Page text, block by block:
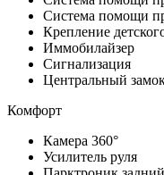
Система помощи
Крепление
Иммобилайзер
Сигнализация
Центральный
Комфорт
Камера 360°
Усилитель руля